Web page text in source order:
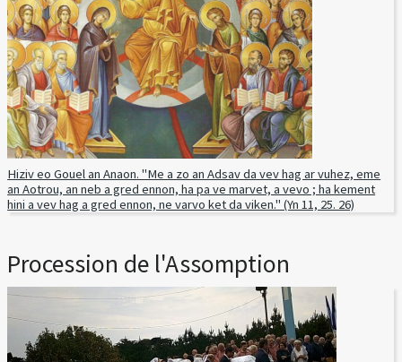
Hiziv eo Gouel an Anaon. "Me a zo an Adsav da vev hag ar vuhez, eme
an Aotrou, an neb a gred ennon, ha pa ve marvet, a vevo ; ha kement
hini a vev hag a gred ennon, ne varvo ket da viken." (Yn 11, 25. 26)
Procession de l'Assomption